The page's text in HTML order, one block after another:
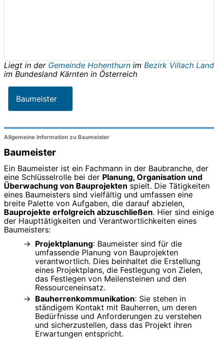
Liegt in der Gemeinde Hohenthurn im Bezirk Villach Land
im Bundesland Kärnten in Österreich
Baumeister
Allgemeine Information zu Baumeister
Baumeister
Ein Baumeister ist ein Fachmann in der Baubranche, der
eine Schlüsselrolle bei der Planung, Organisation und
Überwachung von Bauprojekten spielt. Die Tätigkeiten
eines Baumeisters sind vielfältig und umfassen eine
breite Palette von Aufgaben, die darauf abzielen,
Bauprojekte erfolgreich abzuschließen. Hier sind einige
der Haupttätigkeiten und Verantwortlichkeiten eines
Baumeisters:
Projektplanung: Baumeister sind für die
umfassende Planung von Bauprojekten
verantwortlich. Dies beinhaltet die Erstellung
eines Projektplans, die Festlegung von Zielen,
das Festlegen von Meilensteinen und den
Ressourceneinsatz.
Bauherrenkommunikation: Sie stehen in
ständigem Kontakt mit Bauherren, um deren
Bedürfnisse und Anforderungen zu verstehen
und sicherzustellen, dass das Projekt ihren
Erwartungen entspricht.